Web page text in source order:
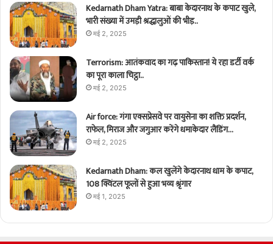
Kedarnath Dham Yatra: बाबा केदारनाथ के कपाट खुले,
भारी संख्या में उमड़ी श्रद्धालुओं की भीड़..
मई 2, 2025
Terrorism: आतंकवाद का गढ़ पाकिस्तान! ये रहा डर्टी वर्क
का पूरा काला चिट्ठा..
मई 2, 2025
Air force: गंगा एक्सप्रेसवे पर वायुसेना का शक्ति प्रदर्शन,
राफेल, मिराज और जगुआर करेंगे धमाकेदार लैंडिंग…
मई 2, 2025
Kedarnath Dham: कल खुलेंगे केदारनाथ धाम के कपाट,
108 क्विंटल फूलों से हुआ भव्य श्रृंगार
मई 1, 2025